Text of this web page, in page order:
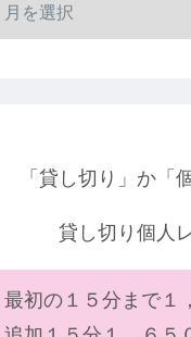
「貸し切り」か「
貸し切り個人
最初の１５分まで１